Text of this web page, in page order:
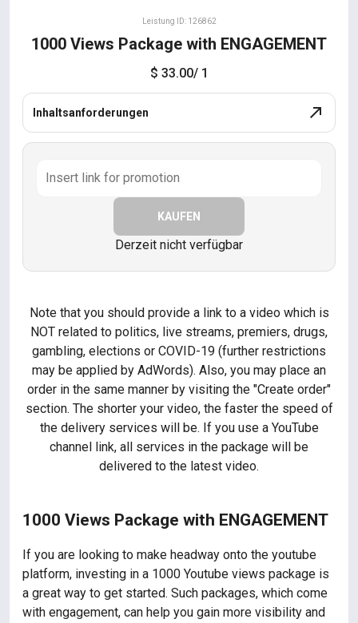
Leistung ID: 126862
1000 Views Package with ENGAGEMENT
$ 33.00/ 1
Inhaltsanforderungen
KAUFEN
Derzeit nicht verfügbar
Note that you should provide a link to a video which is
NOT related to politics, live streams, premiers, drugs,
gambling, elections or COVID-19 (further restrictions
may be applied by AdWords). Also, you may place an
order in the same manner by visiting the "Create order"
section. The shorter your video, the faster the speed of
the delivery services will be. If you use a YouTube
channel link, all services in the package will be
delivered to the latest video.
1000 Views Package with ENGAGEMENT
If you are looking to make headway onto the youtube
platform, investing in a 1000 Youtube views package is
a great way to get started. Such packages, which come
with engagement, can help you gain more visibility and